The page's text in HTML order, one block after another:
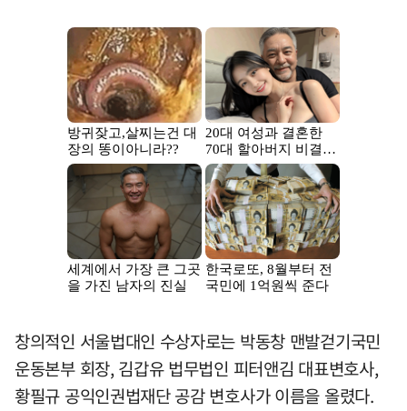
창의적인 서울법대인 수상자로는 박동창 맨발걷기국민
운동본부 회장, 김갑유 법무법인 피터앤김 대표변호사,
황필규 공익인권법재단 공감 변호사가 이름을 올렸다.